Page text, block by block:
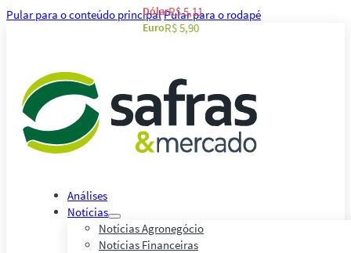
Pular para o conteúdo principalPular para o rodapé
Análises
Notícias
Notícias Agronegócio
Notícias Financeiras
DólarR$ 5,11
EuroR$ 5,90